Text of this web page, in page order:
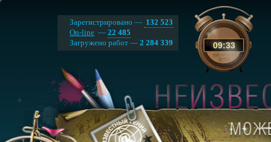
09:33
Зарегистрировано — 132 523
On-line — 22 485
Загружено работ — 2 284 339